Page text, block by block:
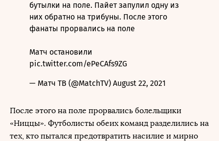
бутылки на поле. Пайет запулил одну из
них обратно на трибуны. После этого
фанаты прорвались на поле
Матч остановили
pic.twitter.com/ePeCAfs9ZG
— Матч ТВ (@MatchTV) August 22, 2021
После этого на поле прорвались болельщики
«Ниццы». Футболисты обеих команд разделились на
тех, кто пытался предотвратить насилие и мирно